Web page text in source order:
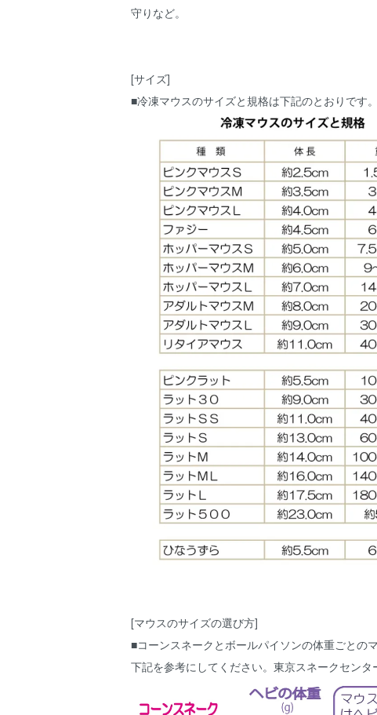
守りなど。
[サイズ]
■冷凍マウスのサイズと規格は下記のとおりです。
[マウスのサイズの選び方]
■コーンスネークとボールパイソンの体重ごとの
下記を参考にしてください。東京スネークセンタ